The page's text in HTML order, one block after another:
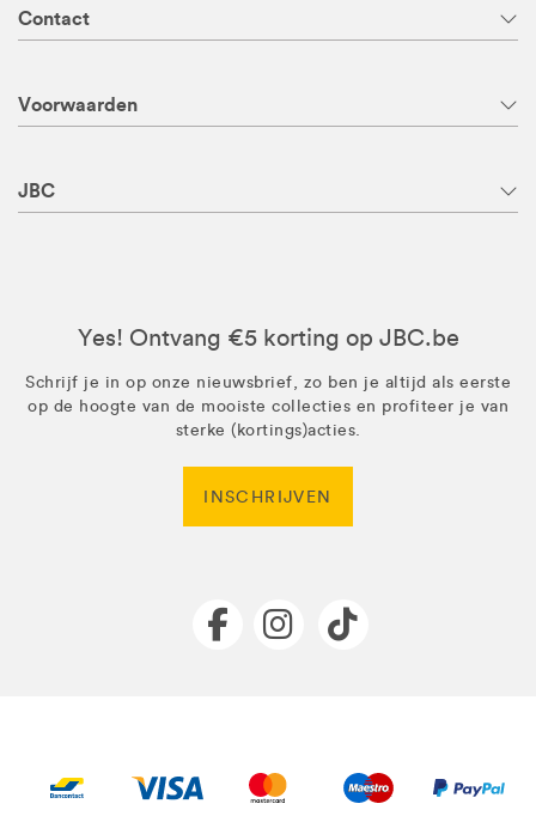
Contact
Voorwaarden
JBC
Yes! Ontvang €5 korting op JBC.be
Schrijf je in op onze nieuwsbrief, zo ben je altijd als eerste
op de hoogte van de mooiste collecties en profiteer je van
sterke (kortings)acties.
INSCHRIJVEN